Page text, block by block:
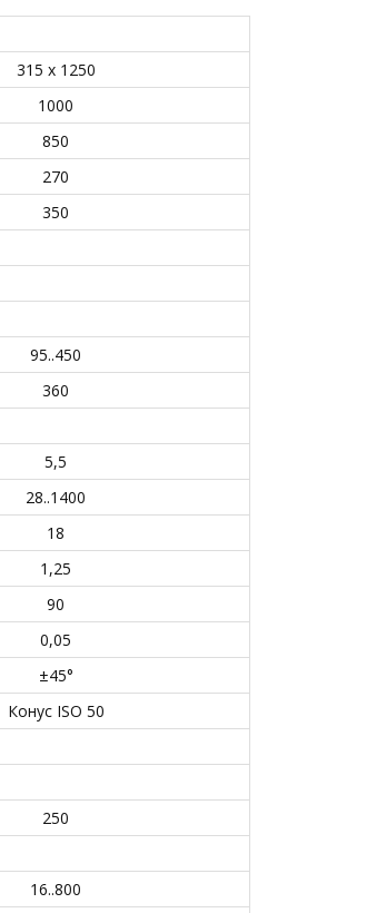
315 х 1250
1000
850
270
350
95..450
360
5,5
28..1400
18
1,25
90
0,05
±45°
Конус ISO 50
250
16..800